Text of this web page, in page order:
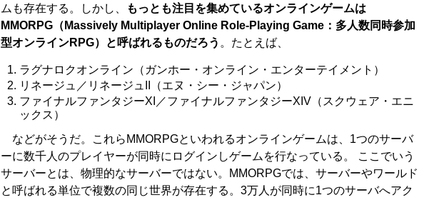
ムも存在する。しかし、
もっとも注目を集めているオンラインゲームは
MMORPG（Massively Multiplayer Online Role-Playing Game：多人数同時参加
型オンラインRPG）と呼ばれるものだろう 。たとえば、
ラグナロクオンライン（ガンホー・オンライン・エンターテイメント）
リネージュ／リネージュII（エヌ・シー・ジャパン）
ファイナルファンタジーXI／ファイナルファンタジーXIV（スクウェア・エニ
ックス）
などがそうだ。これらMMORPGといわれるオンラインゲームは、1つのサーバ
ーに数千人のプレイヤーが同時にログインしゲームを行なっている。 ここでいう
サーバーとは、物理的なサーバーではない。MMORPGでは、サーバーやワールド
と呼ばれる単位で複数の同じ世界が存在する。3万人が同時に1つのサーバへアク